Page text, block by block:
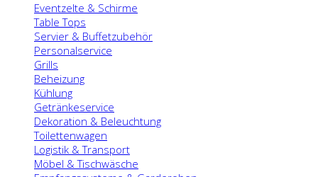
Eventzelte & Schirme
Table Tops
Servier & Buffetzubehör
Personalservice
Grills
Beheizung
Kühlung
Getränkeservice
Dekoration & Beleuchtung
Toilettenwagen
Logistik & Transport
Möbel & Tischwäsche